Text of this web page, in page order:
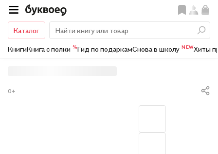
Каталог
КнигиКнига с полки %Гид по подаркамСнова в школу NEWХиты
0+